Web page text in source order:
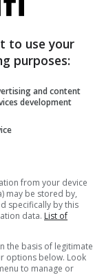
to use your
purposes:
and content
development
from your device
may be stored by,
specifically by this
data. List of
the basis of legitimate
options below. Look
to manage or